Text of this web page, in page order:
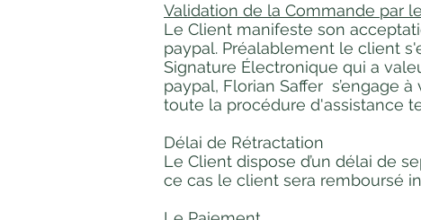
Validation de la Commande par
Le Client manifeste son
paypal. Préalablement le client
Signature Électronique qui a
paypal, Florian Saffer s’engage
toute la procédure d'assistance
Délai de Rétractation
Le Client dispose d’un délai de
ce cas le client sera remboursé